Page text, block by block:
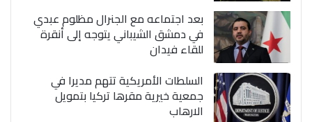
بعد اجتماعه مع الجنرال مظلوم عبدي
في دمشق الشيباني يتوجه إلى أنقرة
للقاء فيدان
السلطات الأمريكية تتهم مديرا في
جمعية خيرية مقرها تركيا بتمويل
الارهاب